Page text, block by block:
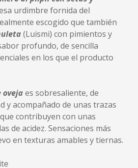
urdimbre fornida del
escogido que también
(Luismi) con pimientos y
profundo, de sencilla
en los que el producto
oveja es sobresaliente, de
y acompañado de unas trazas
contribuyen con unas
de acidez. Sensaciones más
en texturas amables y tiernas.